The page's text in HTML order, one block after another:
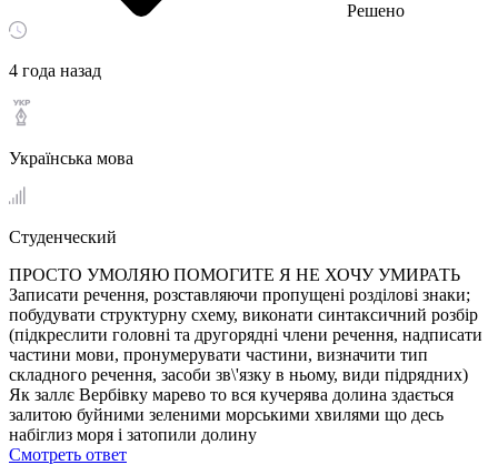
Решено
4 года назад
Українська мова
Студенческий
ПРОСТО УМОЛЯЮ ПОМОГИТЕ Я НЕ ХОЧУ УМИРАТЬ
Записати речення, розставляючи пропущені розділові знаки;
побудувати структурну схему, виконати синтаксичний розбір
(підкреслити головні та другорядні члени речення, надписати
частини мови, пронумерувати частини, визначити тип
складного речення, засоби зв\'язку в ньому, види підрядних)
Як заллє Вербівку марево то вся кучерява долина здається
залитою буйними зеленими морськими хвилями що десь
набіглиз моря і затопили долину​
Смотреть ответ